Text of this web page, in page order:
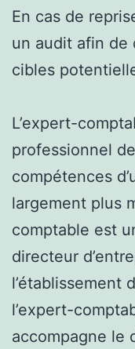
En cas de
un audit afin de
cibles
L’expert-
professionnel
compétences
largement plus
comptable est
directeur
l’établissement
l’expert-
accompagne le